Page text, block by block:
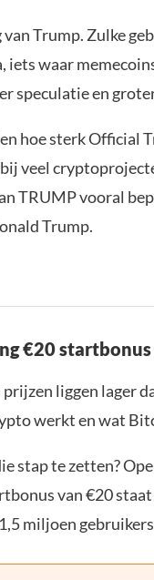
Trump. Zulke
iets waar
speculatie en
hoe sterk Official
veel
TRUMP vooral
Trump.
€20 startbonus
liggen lager
werkt en wat
stap te zetten?
van €20
miljoen